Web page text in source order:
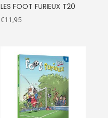
LES FOOT FURIEUX T20
€11,95